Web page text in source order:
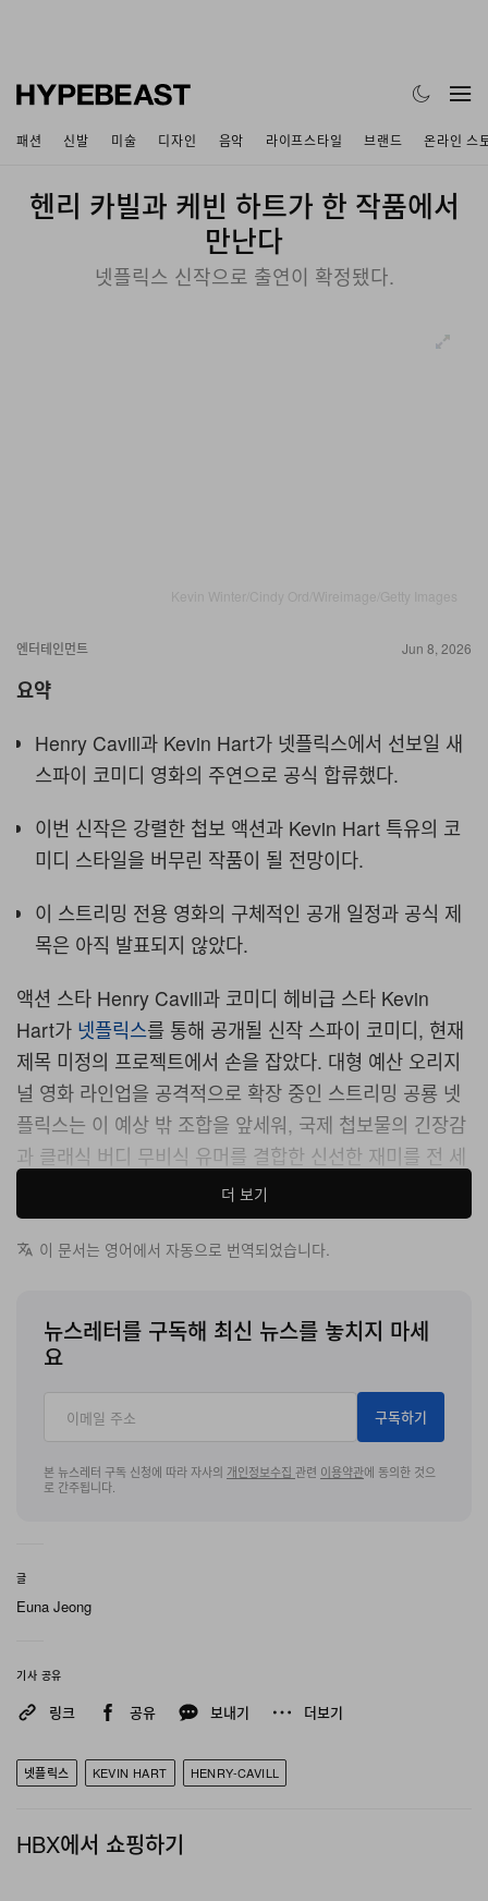
패션 신발 미술 디자인 음악 라이프스타일 브랜드 온라인 스
헨리 카빌과 케빈 하트가 한 작품에서
만난다
넷플릭스 신작으로 출연이 확정됐다.
엔터테인먼트 Jun 8, 2026
요약
Henry Cavill과 Kevin Hart가 넷플릭스에서 선보일 새
스파이 코미디 영화의 주연으로 공식 합류했다.
이번 신작은 강렬한 첩보 액션과 Kevin Hart 특유의 코
미디 스타일을 버무린 작품이 될 전망이다.
이 스트리밍 전용 영화의 구체적인 공개 일정과 공식 제
목은 아직 발표되지 않았다.
액션 스타 Henry Cavill과 코미디 헤비급 스타 Kevin
Hart가 넷플릭스를 통해 공개될 신작 스파이 코미디, 현재
제목 미정의 프로젝트에서 손을 잡았다. 대형 예산 오리지
널 영화 라인업을 공격적으로 확장 중인 스트리밍 공룡 넷
플릭스는 이 예상 밖 조합을 앞세워, 국제 첩보물의 긴장감
과 클래식 버디 무비식 유머를 결합한 신선한 재미를 전 세
계 시청자에게 선보일 예정이다.
대형 블록버스터 프랜차이즈를 포함해 액션·첩보 장르에서
해, 이 프로젝트는 강도 높은 스턴트 연기와 스타일리시한
스파이 스릴러 문법을 전면에 내세울 것으로 보인다. 여기
이 더해지면서, 두 배우가 만들어낼 역동적인 비주얼과 톤
의 대비가 영화의 핵심 축으로 작용할 전망이다.
구체적인 스토리라인은 여전히 베일에 가려져 있지만, 업
련된 비밀 요원을 연기할 Henry Cavill과, 뜻하지 않게 글
로벌 정보전의 한가운데로 내던져지는 평범한 시민을 맡을
될 전망이다. 제작 일정이 아직 최종 조율 단계에 있는 가운
데, 이번 신작은 넷플릭스가 선보이는 스타 군단 캐스팅의
하게 될 것으로 보인다.
더 보기
이 문서는 영어에서 자동으로 번역되었습니다.
뉴스레터를 구독해 최신 뉴스를 놓치지 마세
요
구독하기
본 뉴스레터 구독 신청에 따라 자사의 개인정보수집 관련 이용약관에 동의한 것으
로 간주됩니다.
글
Euna Jeong
기사 공유
링크 공유 보내기 더보기
넷플릭스 KEVIN HART HENRY-CAVILL
HBX에서 쇼핑하기